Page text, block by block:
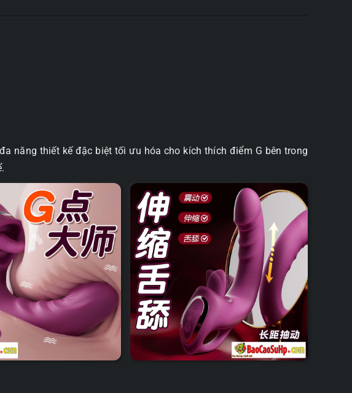
năng thiết kế đặc biệt tối ưu hóa cho kích thích điểm G bên trong